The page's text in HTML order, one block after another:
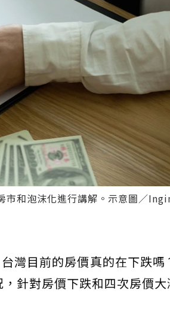
市和泡沫化進行講解。示意圖／
灣目前的房價真的在下跌嗎
，針對房價下跌和四次房價